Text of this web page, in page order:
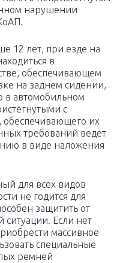
нарушении
12 лет, при езде на
в
обеспечивающем
на заднем сидении,
в автомобильном
с
обеспечивающего их
требований ведет
в виде наложения
для всех видов
не годится для
защитить от
ситуации. Если нет
массивное
специальные
ремней